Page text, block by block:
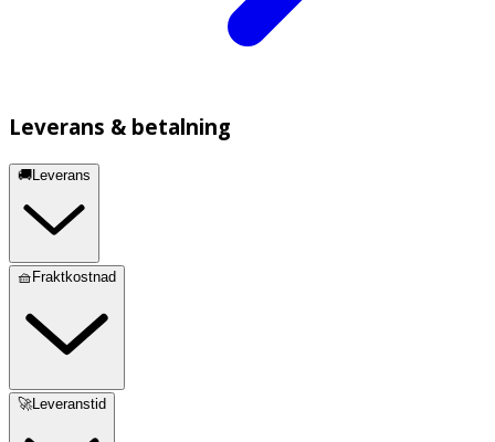
Leverans & betalning
🚚Leverans
🧺Fraktkostnad
🚀Leveranstid